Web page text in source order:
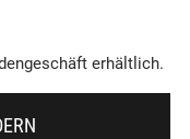
erhältlich.